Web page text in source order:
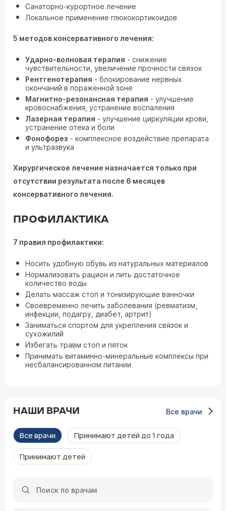
Санаторно-курортное лечение
Локальное применение глюкокортикоидов
5 методов консервативного лечения:
Ударно-волновая терапия - снижение
чувствительности, увеличение прочности связок
Рентгенотерапия - блокирование нервных
окончаний в пораженной зоне
Магнитно-резонансная терапия - улучшение
кровоснабжения, устранение воспаления
Лазерная терапия - улучшение циркуляции крови,
устранение отека и боли
Фонофорез - комплексное воздействие препарата
и ультразвука
Хирургическое лечение назначается только при
отсутствии результата после 6 месяцев
консервативного лечения.
ПРОФИЛАКТИКА
7 правил профилактики:
Носить удобную обувь из натуральных материалов
Нормализовать рацион и пить достаточное
количество воды
Делать массаж стоп и тонизирующие ванночки
Своевременно лечить заболевания (ревматизм,
инфекции, подагру, диабет, артрит)
Заниматься спортом для укрепления связок и
сухожилий
Избегать травм стоп и пяток
Принимать витаминно-минеральные комплексы при
несбалансированном питании
НАШИ ВРАЧИ Все врачи
Все врачи Принимают детей до 1 года
Принимают детей